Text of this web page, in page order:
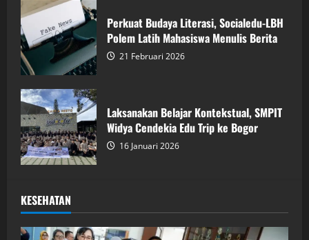
Perkuat Budaya Literasi, Socialedu-LBH
Polem Latih Mahasiswa Menulis Berita
21 Februari 2026
Laksanakan Belajar Kontekstual, SMPIT
Widya Cendekia Edu Trip ke Bogor
16 Januari 2026
KESEHATAN